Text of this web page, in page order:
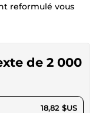
reformulé vous
de 2 000
18,82 $US